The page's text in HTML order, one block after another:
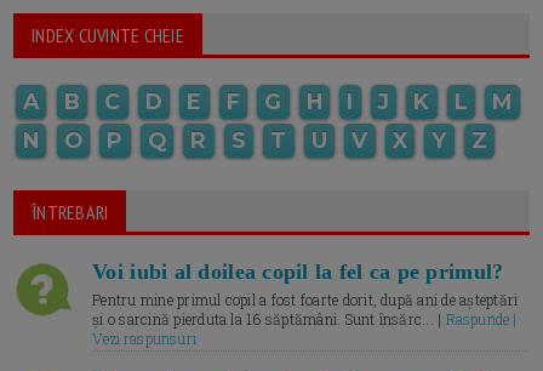
INDEX CUVINTE CHEIE
A B C D E F G H I J K L
M
N
O P Q R S T U V X Y Z
ÎNTREBARI
Voi iubi al doilea copil la fel ca pe primul?
Pentru mine primul copil a fost foarte dorit, după ani de așteptări
și o sarcină pierduta la 16 săptămâni. Sunt însărc... | Raspunde |
Vezi raspunsuri